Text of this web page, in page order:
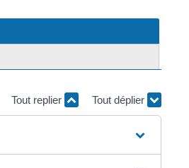
Tout replier Tout déplier